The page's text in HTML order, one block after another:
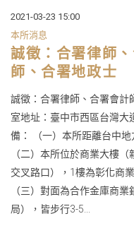
2021-03-23 15:00
本所消息
誠徵：合署律師
師、合署地政士
誠徵：合署律師、合署會計
室地址：臺中市西區台灣大
備： （一）本所距離台中
（二）本所位於商業大樓
交叉路口），1樓為彰化商
（三）對面為合作金庫商
局），皆步行3-5...